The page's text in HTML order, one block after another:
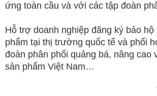
ứng toàn cầu và với các tập đoàn
Hỗ trợ doanh nghiệp đăng ký bảo hộ
phẩm tại thị trường quốc tế và phối
đoàn phân phối quảng bá, nâng cao
sản phẩm Việt Nam…